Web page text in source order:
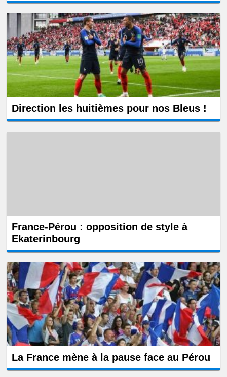
Direction les huitièmes pour nos Bleus !
France-Pérou : opposition de style à
Ekaterinbourg
La France mène à la pause face au Pérou